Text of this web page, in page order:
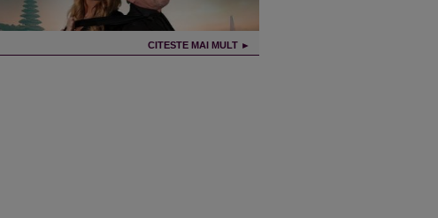
CITESTE MAI MULT ►